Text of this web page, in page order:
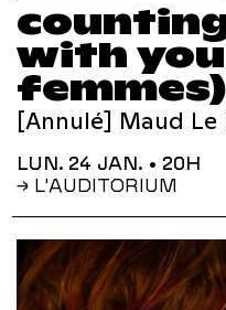
with you
femmes)
[Annulé] Maud Le
LUN. 24 JAN. • 20H
→ L'AUDITORIUM